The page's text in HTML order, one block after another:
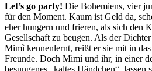
Let’s go party! Die Bohemiens, vier
für den Moment. Kaum ist Geld da,
eher hungern und frieren, als sich den
Gesellschaft zu beugen. Als der
Mimì kennenlernt, reißt er sie mit in
Freunde. Doch Mimì und ihr, in einer
besungenes „kaltes Händchen“,